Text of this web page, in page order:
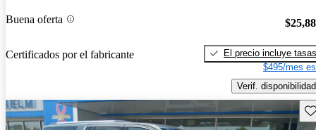
Buena oferta
Certificados por el fabricante
El precio incluye tasas
$495/mes
Verif. disponibilidad